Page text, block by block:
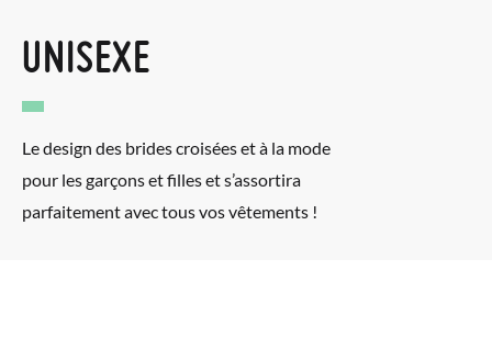
UNISEXE
Le design des brides croisées et à la mode
pour les garçons et filles et s’assortira
parfaitement avec tous vos vêtements !